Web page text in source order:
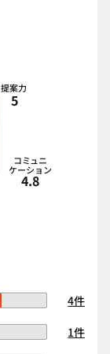
提案力
5
コミュニ
ケーション
4.8
4件
1件